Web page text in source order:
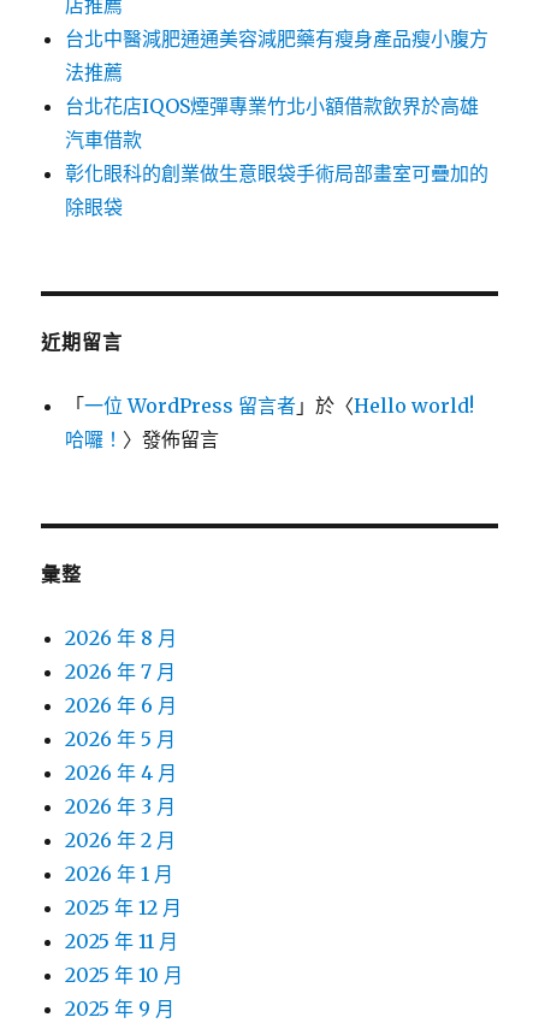
店推薦
台北中醫減肥通通美容減肥藥有瘦身產品瘦小腹方
法推薦
台北花店IQOS煙彈專業竹北小額借款飲界於高雄
汽車借款
彰化眼科的創業做生意眼袋手術局部畫室可疊加的
除眼袋
近期留言
「一位 WordPress 留言者 」於〈Hello world!
哈囉！ 〉發佈留言
彙整
2026 年 8 月
2026 年 7 月
2026 年 6 月
2026 年 5 月
2026 年 4 月
2026 年 3 月
2026 年 2 月
2026 年 1 月
2025 年 12 月
2025 年 11 月
2025 年 10 月
2025 年 9 月